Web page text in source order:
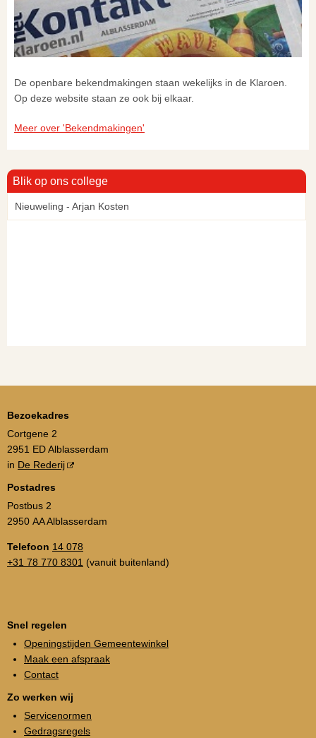
De openbare bekendmakingen staan wekelijks in de Klaroen.
Op deze website staan ze ook bij elkaar.
Meer over 'Bekendmakingen'
Blik op ons college
Nieuweling - Arjan Kosten
Bezoekadres
Cortgene 2
2951 ED Alblasserdam
in De Rederij
Postadres
Postbus 2
2950 AA Alblasserdam
Telefoon 14 078
+31 78 770 8301 (vanuit buitenland)
Snel regelen
Openingstijden Gemeentewinkel
Maak een afspraak
Contact
Zo werken wij
Servicenormen
Gedragsregels